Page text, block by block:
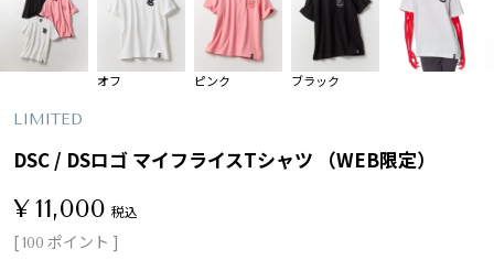
オフ ピンク ブラック
LIMITED
DSC / DSロゴ マイフライスTシャツ （WEB限定）
¥11,000 税込
[100 ポイント ]